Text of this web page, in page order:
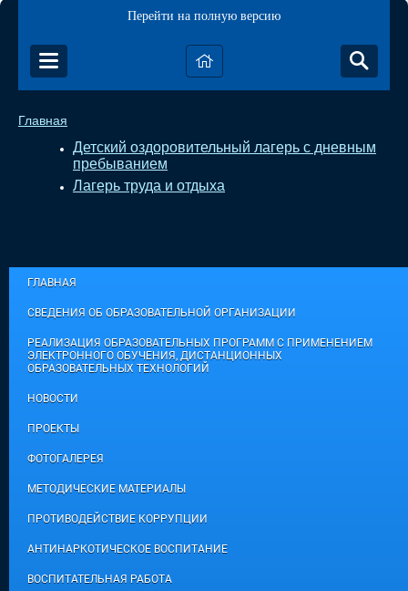
Перейти на полную версию
Главная
Детский оздоровительный лагерь с дневным
пребыванием
Лагерь труда и отдыха
ГЛАВНАЯ
СВЕДЕНИЯ ОБ ОБРАЗОВАТЕЛЬНОЙ ОРГАНИЗАЦИИ
РЕАЛИЗАЦИЯ ОБРАЗОВАТЕЛЬНЫХ ПРОГРАММ С ПРИМЕНЕНИЕМ
ЭЛЕКТРОННОГО ОБУЧЕНИЯ, ДИСТАНЦИОННЫХ
ОБРАЗОВАТЕЛЬНЫХ ТЕХНОЛОГИЙ
НОВОСТИ
ПРОЕКТЫ
ФОТОГАЛЕРЕЯ
МЕТОДИЧЕСКИЕ МАТЕРИАЛЫ
ПРОТИВОДЕЙСТВИЕ КОРРУПЦИИ
АНТИНАРКОТИЧЕСКОЕ ВОСПИТАНИЕ
ВОСПИТАТЕЛЬНАЯ РАБОТА